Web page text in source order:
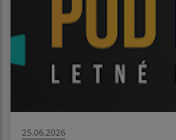
25.06.2026